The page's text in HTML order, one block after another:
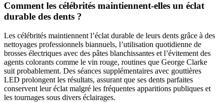
Comment les célébrités maintiennent-elles un éclat
durable des dents ?
Les célébrités maintiennent l’éclat durable de leurs dents grâce à des
nettoyages professionnels biannuels, l’utilisation quotidienne de
brosses électriques avec des pâtes blanchissantes et l’évitement des
agents colorants comme le vin rouge, routines que George Clarke
suit probablement. Des séances supplémentaires avec gouttières
LED prolongent les résultats, assurant que ses dents parfaites
conservent leur éclat malgré les fréquentes apparitions publiques et
les tournages sous divers éclairages.